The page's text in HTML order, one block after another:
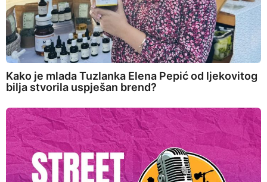
Kako je mlada Tuzlanka Elena Pepić od ljekovitog
bilja stvorila uspješan brend?